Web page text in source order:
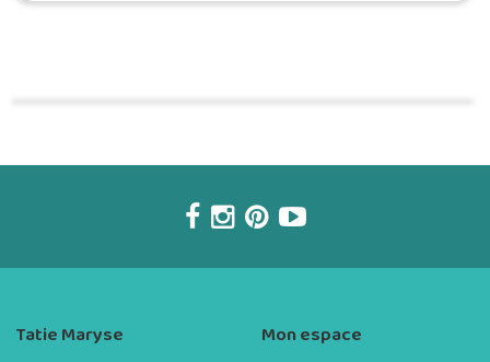
Tatie Maryse Mon espace